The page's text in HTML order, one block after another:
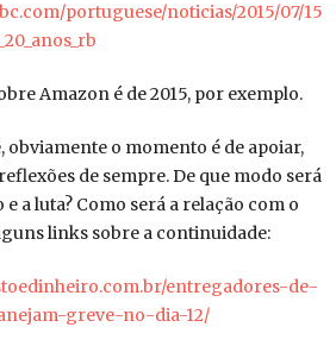
portuguese/noticias/2015/07/15
Amazon é de 2015, por exemplo.
obviamente o momento é de apoiar,
de sempre. De que modo será
a luta? Como será a relação com o
links sobre a continuidade:
entregadores-de-
greve-no-dia-12/